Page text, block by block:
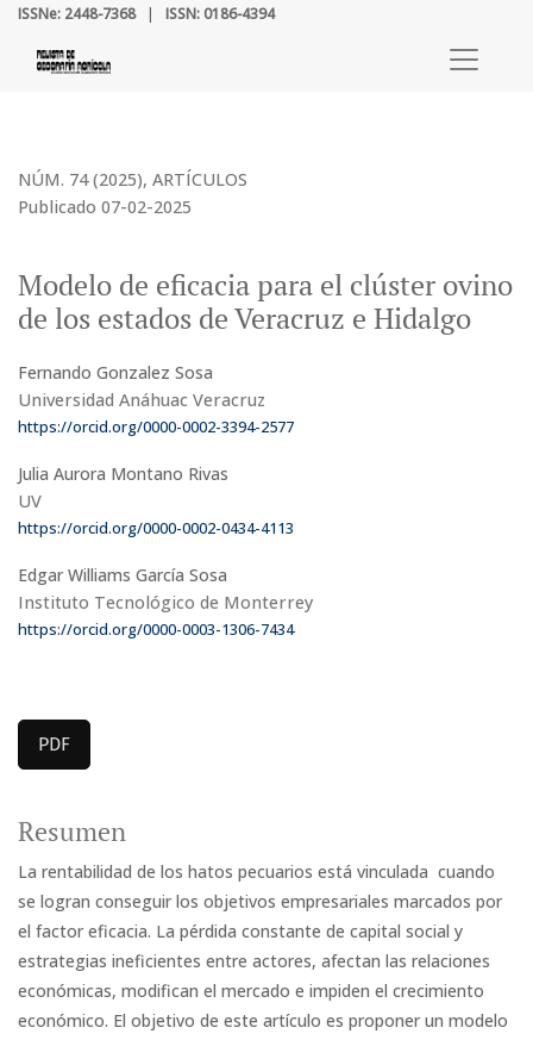
Modelo de eficacia para el clúster ovino de los estados de
ISSNe: 2448-7368 | ISSN: 0186-4394
NÚM. 74 (2025), ARTÍCULOS
Modelo de eficacia para el clúster ovino
de los estados de Veracruz e Hidalgo
Publicado 07-02-2025
Fernando Gonzalez Sosa
Universidad Anáhuac Veracruz
https://orcid.org/0000-0002-3394-2577
Julia Aurora Montano Rivas
UV
https://orcid.org/0000-0002-0434-4113
Edgar Williams García Sosa
Instituto Tecnológico de Monterrey
https://orcid.org/0000-0003-1306-7434
PDF
Resumen
La rentabilidad de los hatos pecuarios está vinculada cuando
se logran conseguir los objetivos empresariales marcados por
el factor eficacia. La pérdida constante de capital social y
estrategias ineficientes entre actores, afectan las relaciones
económicas, modifican el mercado e impiden el crecimiento
económico. El objetivo de este artículo es proponer un modelo